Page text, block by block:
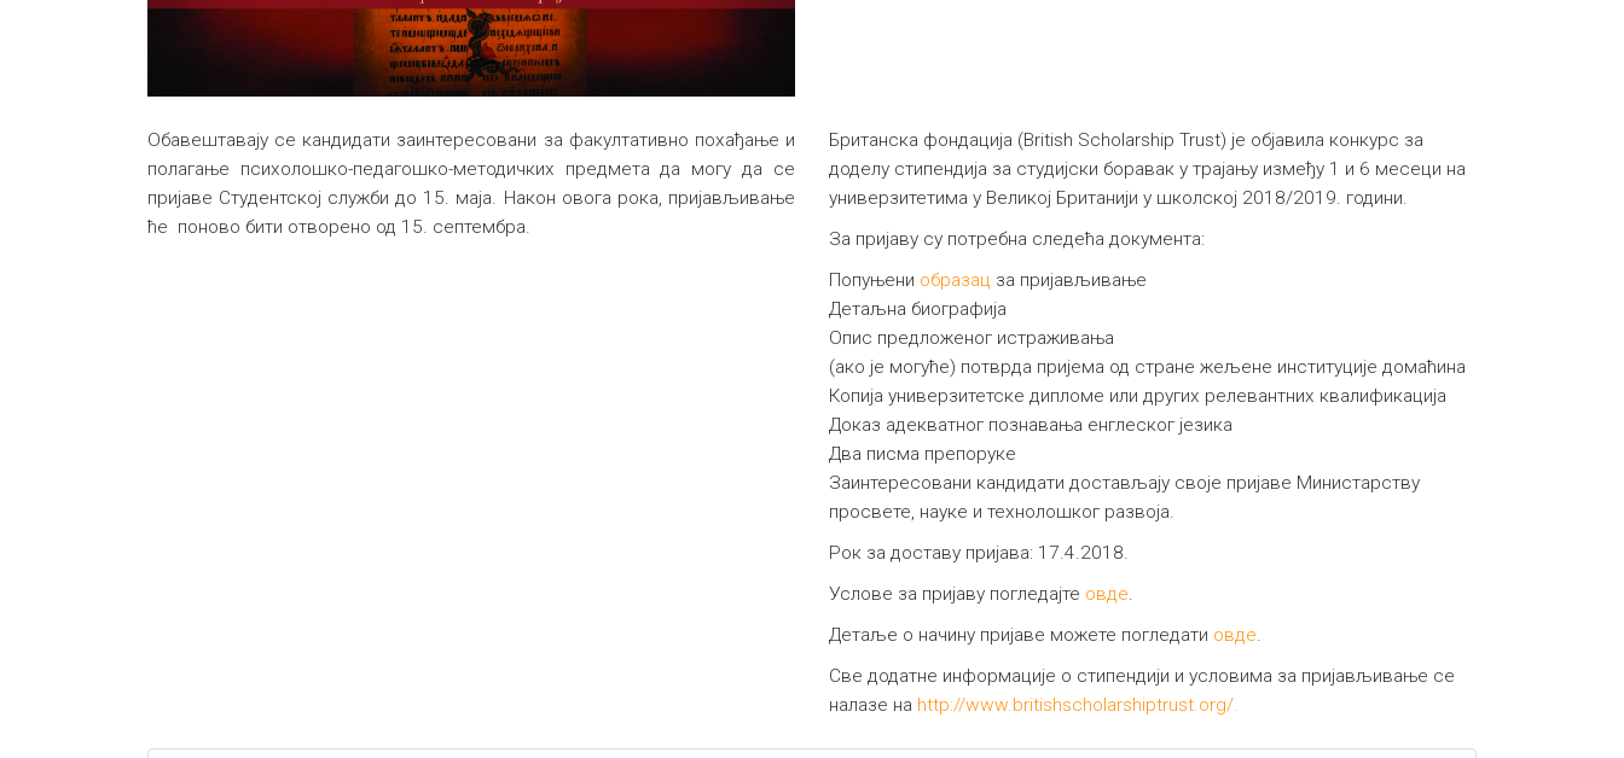
Обавештавају се кандидати заинтересовани за факултативно похађање и
полагање психолошко-педагошко-методичких предмета да могу да се
пријаве Студентској служби до 15. маја. Након овога рока, пријављивање
ће поново бити отворено од 15. септембра.
Британска фондација (British Scholarship Trust) је објавила конкурс за
доделу стипендија за студијски боравак у трајању између 1 и 6 месеци на
универзитетима у Великој Британији у школској 2018/2019. години.
За пријаву су потребна следећа документа:
Попуњени образац за пријављивање
Детаљна биографија
Опис предложеног истраживања
(ако је могуће) потврда пријема од стране жељене институције домаћина
Копија универзитетске дипломе или других релевантних квалификација
Доказ адекватног познавања енглеског језика
Два писма препоруке
Заинтересовани кандидати достављају своје пријаве Министарству
просвете, науке и технолошког развоја.
Рок за доставу пријава: 17.4.2018.
Услове за пријаву погледајте овде.
Детаље о начину пријаве можете погледати овде.
Све додатне информације о стипендији и условима за пријављивање се
налазе на http://www.britishscholarshiptrust.org/.